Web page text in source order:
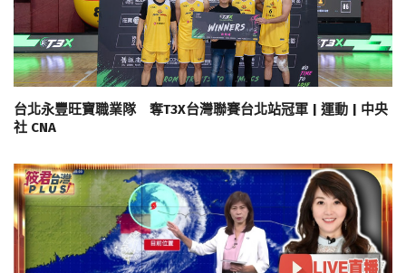
台北永豐旺寶職業隊 奪T3X台灣聯賽台北站冠軍 | 運動 | 中央
社 CNA